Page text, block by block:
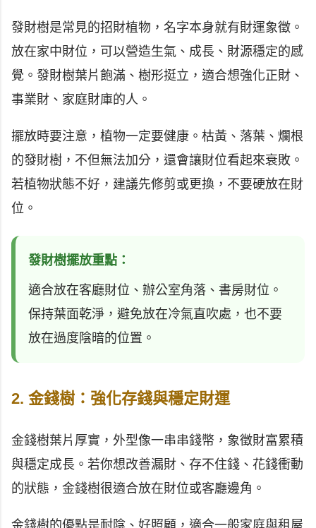
發財樹是常見的招財植物，名字本身就有財運象徵。
放在家中財位，可以營造生氣、成長、財源穩定的感
覺。發財樹葉片飽滿、樹形挺立，適合想強化正財、
事業財、家庭財庫的人。
擺放時要注意，植物一定要健康。枯黃、落葉、爛根
的發財樹，不但無法加分，還會讓財位看起來衰敗。
若植物狀態不好，建議先修剪或更換，不要硬放在財
位。
發財樹擺放重點：
適合放在客廳財位、辦公室角落、書房財位。
保持葉面乾淨，避免放在冷氣直吹處，也不要
放在過度陰暗的位置。
2. 金錢樹：強化存錢與穩定財運
金錢樹葉片厚實，外型像一串串錢幣，象徵財富累積
與穩定成長。若你想改善漏財、存不住錢、花錢衝動
的狀態，金錢樹很適合放在財位或客廳邊角。
金錢樹的優點是耐陰、好照顧，適合一般家庭與租屋